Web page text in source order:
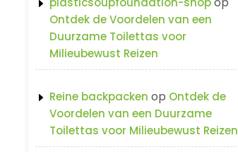
Ontdek de Voordelen van een
Duurzame Toilettas voor
Milieubewust Reizen
Reine backpacken op Ontdek de
Voordelen van een Duurzame
Toilettas voor Milieubewust Reizen